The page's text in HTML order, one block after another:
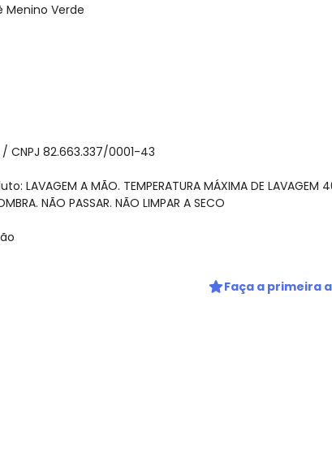
Menino Verde
/ CNPJ 82.663.337/0001-43
A MÃO. TEMPERATURA MÁXIMA DE LAVAGEM
NÃO PASSAR. NÃO LIMPAR A SECO
Faça a primeira